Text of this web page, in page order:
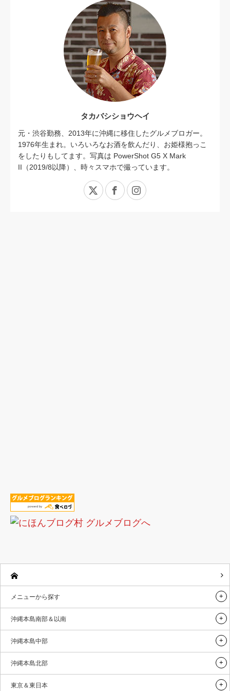
タカバシショウヘイ
元・渋谷勤務、2013年に沖縄に移住したグルメブロガー。
1976年生まれ。いろいろなお酒を飲んだり、お姫様抱っこ
をしたりもしてます。写真は PowerShot G5 X Mark
II（2019/8以降）、時々スマホで撮っています。
X FacebookInstagram
メニューから探す
沖縄本島南部＆以南
沖縄本島中部
沖縄本島北部
東京＆東日本